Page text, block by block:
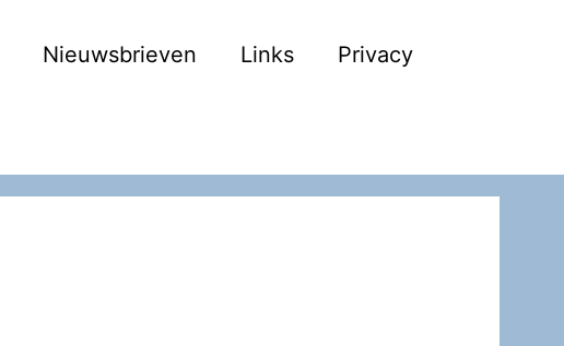
Nieuwsbrieven Links Privacy